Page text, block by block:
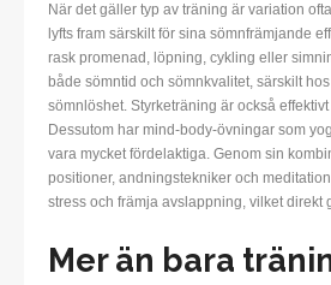
När det gäller typ av träning är variation
lyfts fram särskilt för sina sömnfrämjande
rask promenad, löpning, cykling eller
både sömntid och sömnkvalitet, särskilt
sömnlöshet. Styrketräning är också
Dessutom har mind-body-övningar som
vara mycket fördelaktiga. Genom sin
positioner, andningstekniker och
stress och främja avslappning, vilket direkt
Mer än bara